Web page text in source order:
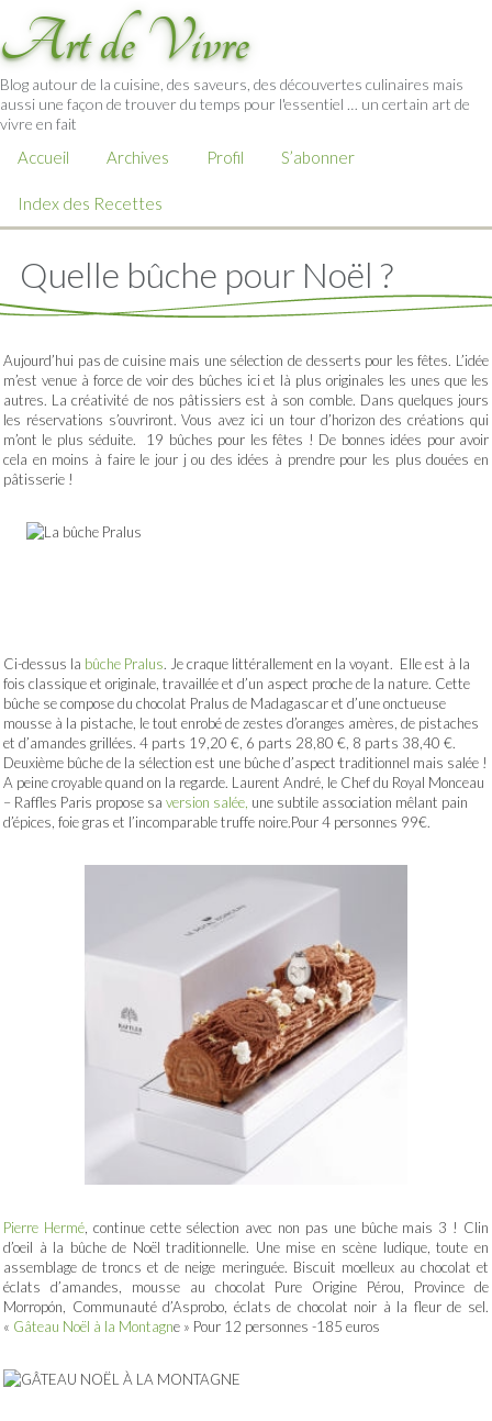
Art de Vivre
Blog autour de la cuisine, des saveurs, des découvertes culinaires mais
aussi une façon de trouver du temps pour l'essentiel … un certain art de
vivre en fait
Accueil Archives Profil S’abonner
Index des Recettes
Quelle bûche pour Noël ?
Aujourd’hui pas de cuisine mais une sélection de desserts pour les fêtes. L’idée
m’est venue à force de voir des bûches ici et là plus originales les unes que les
autres. La créativité de nos pâtissiers est à son comble. Dans quelques jours
les réservations s’ouvriront. Vous avez ici un tour d’horizon des créations qui
m’ont le plus séduite. 19 bûches pour les fêtes ! De bonnes idées pour avoir
cela en moins à faire le jour j ou des idées à prendre pour les plus douées en
pâtisserie !
Ci-dessus la bûche Pralus. Je craque littérallement en la voyant. Elle est à la
fois classique et originale, travaillée et d’un aspect proche de la nature. Cette
bûche se compose du chocolat Pralus de Madagascar et d’une onctueuse
mousse à la pistache, le tout enrobé de zestes d’oranges amères, de pistaches
et d’amandes grillées. 4 parts 19,20 €, 6 parts 28,80 €, 8 parts 38,40 €.
Deuxième bûche de la sélection est une bûche d’aspect traditionnel mais salée !
A peine croyable quand on la regarde. Laurent André, le Chef du Royal Monceau
– Raffles Paris propose sa version salée, une subtile association mêlant pain
d’épices, foie gras et l’incomparable truffe noire.Pour 4 personnes 99€.
Pierre Hermé, continue cette sélection avec non pas une bûche mais 3 ! Clin
d’oeil à la bûche de Noël traditionnelle. Une mise en scène ludique, toute en
assemblage de troncs et de neige meringuée. Biscuit moelleux au chocolat et
éclats d’amandes, mousse au chocolat Pure Origine Pérou, Province de
Morropón, Communauté d’Asprobo, éclats de chocolat noir à la fleur de sel.
« Gâteau Noël à la Montagne » Pour 12 personnes -185 euros